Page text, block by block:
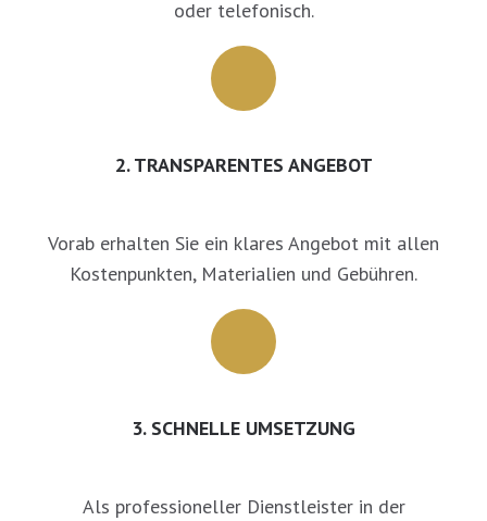
oder telefonisch.
2. TRANSPARENTES ANGEBOT
Vorab erhalten Sie ein klares Angebot mit allen
Kostenpunkten, Materialien und Gebühren.
3. SCHNELLE UMSETZUNG
Als professioneller Dienstleister in der